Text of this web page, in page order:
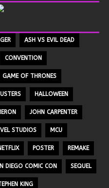
ASH VS EVIL DEAD
CONVENTION
GAME OF THRONES
HALLOWEEN
JOHN CARPENTER
STUDIOS MCU
POSTER REMAKE
DIEGO COMIC CON SEQUEL
KING